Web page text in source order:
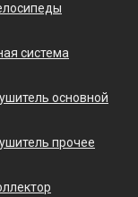
система
основной
прочее